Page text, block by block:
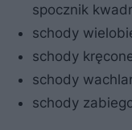
spocznik
schody
schody
schody
schody